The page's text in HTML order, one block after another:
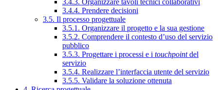
3.4.4. Prendere decisioni
3.5. Il processo progettuale
3.5.1. Organizzare il progetto e la sua gestione
3.5.2. Comprendere il contesto d’uso del servizio
pubblico
3.5.3. Progettare i processi e i touchpointdel
servizio
3.5.4. Realizzare l’interfaccia utente del servizio
3.5.5. Validare la soluzione ottenuta